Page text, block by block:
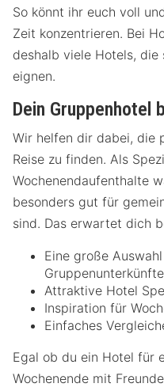
So könnt ihr euch voll
Zeit konzentrieren. Bei
deshalb viele Hotels,
eignen.
Dein Gruppenhotel
Wir helfen dir dabei, die
Reise zu finden. Als
Wochenendaufenthalte
besonders gut für
sind. Das erwartet dich
Eine große
Attraktive Hotel
Inspiration für
Einfaches
Egal ob du ein Hotel für
Wochenende mit